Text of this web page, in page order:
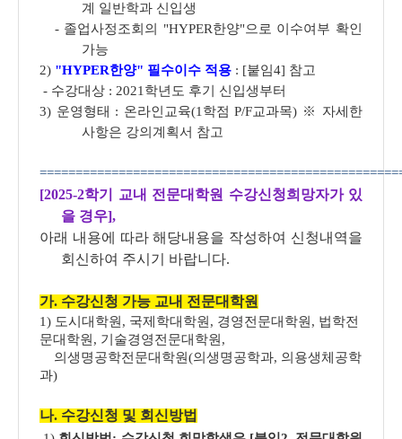
계 일반학과 신입생
- 졸업사정조회의 "HYPER한양"으로 이수여부 확인
가능
2) "HYPER한양" 필수이수 적용 : [붙임4] 참고
- 수강대상 : 2021학년도 후기 신입생부터
3) 운영형태 : 온라인교육(1학점 P/F교과목) ※ 자세한
사항은 강의계획서 참고
================================================
[2025-2학기 교내 전문대학원 수강신청희망자가 있
을 경우],
아래 내용에 따라 해당내용을 작성하여 신청내역을
회신하여 주시기 바랍니다.
가. 수강신청 가능 교내 전문대학원
1) 도시대학원, 국제학대학원, 경영전문대학원, 법학전
문대학원, 기술경영전문대학원,
의생명공학전문대학원(의생명공학과, 의용생체공학
과)
나. 수강신청 및 회신방법